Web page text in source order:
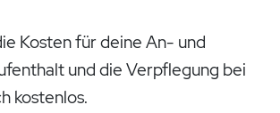
Kosten für deine An- und
und die Verpflegung bei
kostenlos.